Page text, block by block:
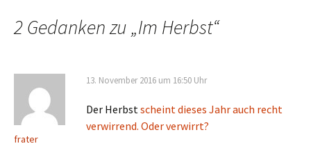
2 Gedanken zu „Im Herbst“
frater
13. November 2016 um 16:50 Uhr
Der Herbstscheint dieses Jahr auch recht
verwirrend. Oder verwirrt?